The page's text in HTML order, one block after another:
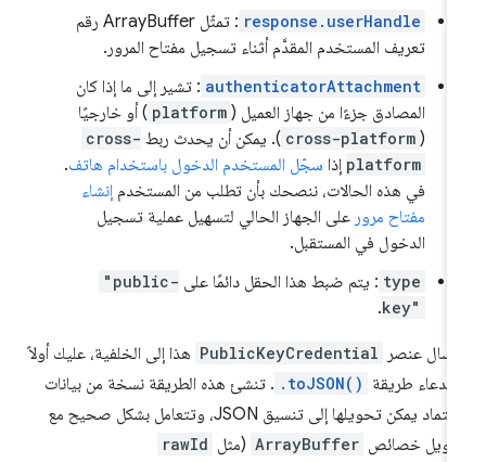
response.userHandle
: تمثّل ArrayBuffer رقم
تعريف المستخدم المقدَّم أثناء تسجيل مفتاح المرور.
authenticatorAttachment : تشير إلى ما إذا كان
المصادق جزءًا من جهاز العميل ( platform ) أو خارجيًا
cross-platform ). يمكن أن يحدث ربطcross-
platformإذاسجّل المستخدم الدخول باستخدام هاتف.
في هذه الحالات، ننصحك بأن تطلب من المستخدمإنشاء
مفتاح مرورعلى الجهاز الحالي لتسهيل عملية تسجيل
الدخول في المستقبل.
type : يتم ضبط هذا الحقل دائمًا على"public-
key"
.
عنصر PublicKeyCredential هذا إلى الخلفية، عليك أولاً
طريقة .toJSON() . تنشئ هذه الطريقة نسخة من بيانات
الاعتماد يمكن تحويلها إلى تنسيق JSON، وتتعامل بشكل صحيح مع
خصائص ArrayBuffer (مثل rawId